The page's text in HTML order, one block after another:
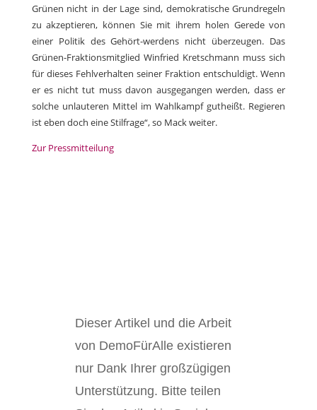
Grünen nicht in der Lage sind, demokratische Grundregeln
zu akzeptieren, können Sie mit ihrem holen Gerede von
einer Politik des Gehört-werdens nicht überzeugen. Das
Grünen-Fraktionsmitglied Winfried Kretschmann muss sich
für dieses Fehlverhalten seiner Fraktion entschuldigt. Wenn
er es nicht tut muss davon ausgegangen werden, dass er
solche unlauteren Mittel im Wahlkampf gutheißt. Regieren
ist eben doch eine Stilfrage“, so Mack weiter.
Zur Pressmitteilung
Dieser Artikel und die Arbeit
von DemoFürAlle existieren
nur Dank Ihrer großzügigen
Unterstützung. Bitte teilen